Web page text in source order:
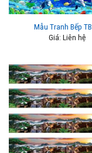
Mẫu Tranh Bếp
Giá: Liên hệ